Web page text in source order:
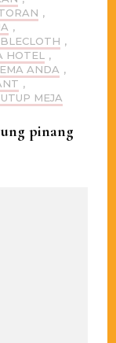
,
,
,
HOTEL ,
ANDA ,
,
MEJA
pinang